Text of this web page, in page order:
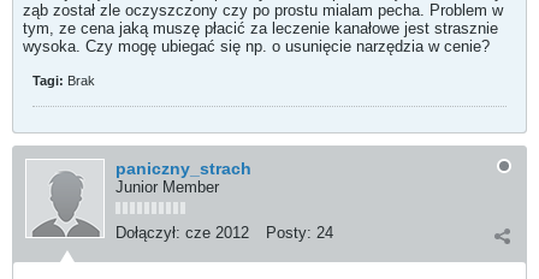
ząb został zle oczyszczony czy po prostu mialam pecha. Problem w
tym, ze cena jaką muszę płacić za leczenie kanałowe jest strasznie
wysoka. Czy mogę ubiegać się np. o usunięcie narzędzia w cenie?
Tagi: Brak
paniczny_strach
Junior Member
Dołączył: cze 2012 Posty: 24